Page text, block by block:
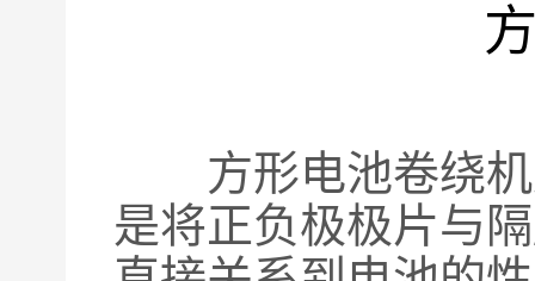
方形电池卷绕机
是将正负极极片与